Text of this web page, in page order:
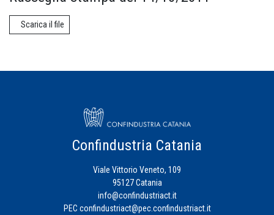
Scarica il file
Confindustria Catania
Viale Vittorio Veneto, 109
95127 Catania
info@confindustriact.it
PEC confindustriact@pec.confindustriact.it